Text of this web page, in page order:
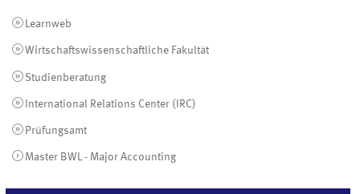
Learnweb
Wirtschaftswissenschaftliche Fakultät
Studienberatung
International Relations Center (IRC)
Prüfungsamt
Master BWL - Major Accounting